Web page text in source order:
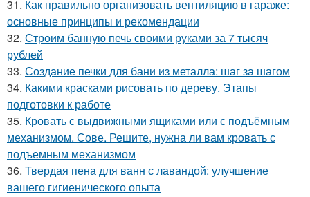
31. Как правильно организовать вентиляцию в гараже:
основные принципы и рекомендации
32. Строим банную печь своими руками за 7 тысяч
рублей
33. Создание печки для бани из металла: шаг за шагом
34. Какими красками рисовать по дереву. Этапы
подготовки к работе
35. Кровать с выдвижными ящиками или с подъёмным
механизмом. Сове. Решите, нужна ли вам кровать с
подъемным механизмом
36. Твердая пена для ванн с лавандой: улучшение
вашего гигиенического опыта